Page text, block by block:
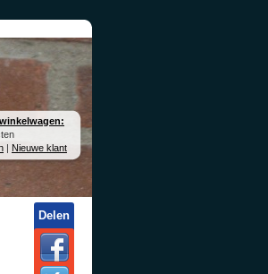
| Nieuwe klant
Delen